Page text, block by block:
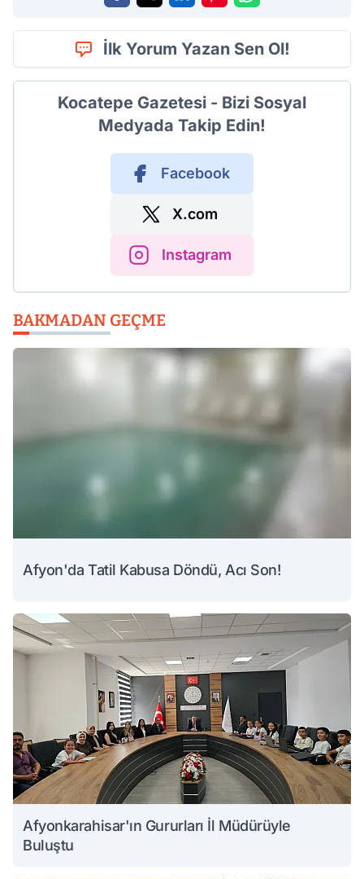
İlk Yorum Yazan Sen Ol!
Kocatepe Gazetesi - Bizi Sosyal
Medyada Takip Edin!
Facebook
X.com
Instagram
BAKMADAN GEÇME
Afyon'da Tatil Kabusa Döndü, Acı Son!
Afyonkarahisar'ın Gururları İl Müdürüyle
Buluştu